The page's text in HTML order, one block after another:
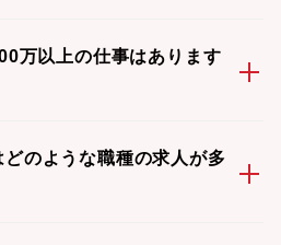
万以上の仕事はあります
のような職種の求人が多